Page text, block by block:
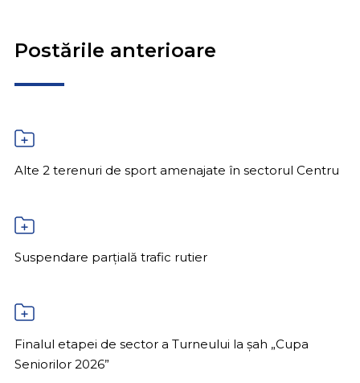
Postările anterioare
Alte 2 terenuri de sport amenajate în sectorul Centru
Suspendare parțială trafic rutier
Finalul etapei de sector a Turneului la șah „Cupa
Seniorilor 2026”